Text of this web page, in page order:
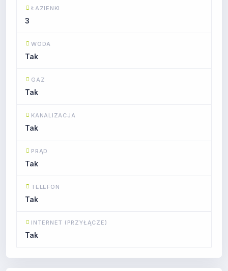
ŁAZIENKI
3
WODA
Tak
GAZ
Tak
KANALIZACJA
Tak
PRĄD
Tak
TELEFON
Tak
INTERNET (PRZYŁĄCZE)
Tak